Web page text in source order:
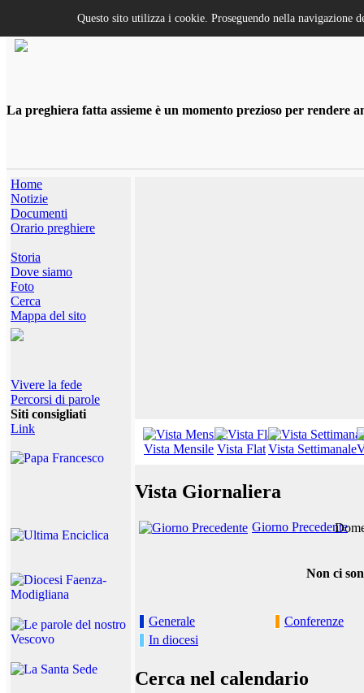
La preghiera fatta assieme è un momento prezioso per rendere
Home
Notizie
Documenti
Orario preghiere
Storia
Dove siamo
Foto
Cerca
Mappa del sito
Vivere la fede
Percorsi di parole
Siti consigliati
Link
Vista Mensile Vista FlatVista Settimanale
Vista Giornaliera
Giorno Precedente
Non ci
Generale
Conferenze
In diocesi
Cerca nel calendario
Questo sito utilizza i cookie. Proseguendo nella navigazione